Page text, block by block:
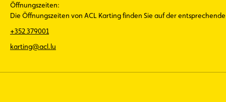
Öffnungszeiten:
Die Öffnungszeiten von ACL Karting finden Sie auf der
+352 379001
karting@acl.lu